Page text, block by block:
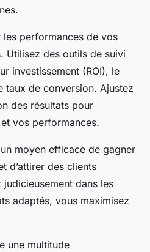
les performances de vos
Utilisez des outils de suivi
investissement (ROI), le
taux de conversion. Ajustez
des résultats pour
vos performances.
moyen efficace de gagner
d’attirer des clients
dans les
adaptés, vous maximisez
une multitude